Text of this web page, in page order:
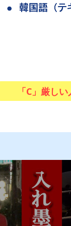
● 韓国語（テ
● 韓国語（テ
「C」厳し